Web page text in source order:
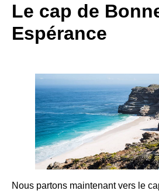
Le cap de
Espérance
Nous partons maintenant vers le